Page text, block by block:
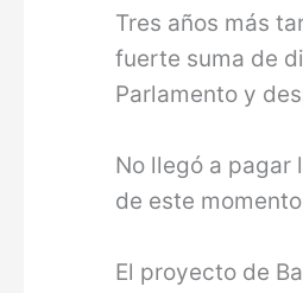
Tres años más
fuerte suma de
Parlamento y
No llegó a pagar
de este
El proyecto de